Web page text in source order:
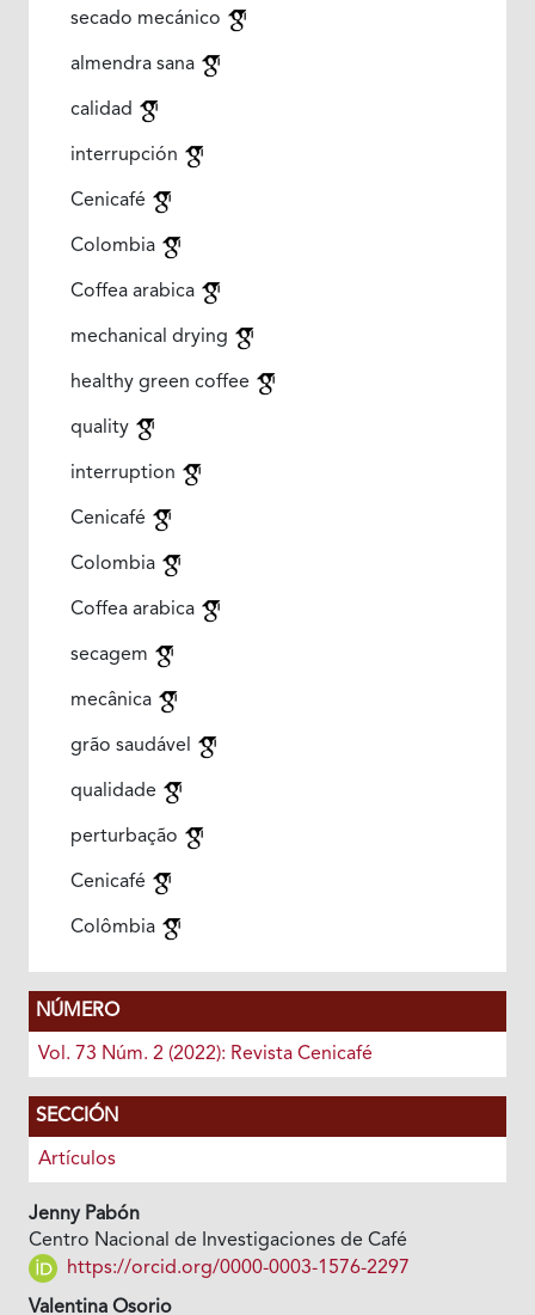
secado mecánico
almendra sana
calidad
interrupción
Cenicafé
Colombia
Coffea arabica
mechanical drying
healthy green coffee
quality
interruption
Cenicafé
Colombia
Coffea arabica
secagem
mecânica
grão saudável
qualidade
perturbação
Cenicafé
Colômbia
NÚMERO
Vol. 73 Núm. 2 (2022): Revista Cenicafé
SECCIÓN
Artículos
Jenny Pabón
Centro Nacional de Investigaciones de Café
https://orcid.org/0000-0003-1576-2297
Valentina Osorio